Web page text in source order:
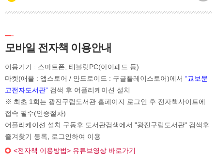
모바일 전자책 이용안내
이용기기 : 스마트폰, 태블릿PC(아이패드 등)
마켓(애플 : 앱스토어 / 안드로이드 : 구글플레이스토어)에서 “교보문
고전자도서관” 검색 후 어플리케이션 설치
※ 최초 1회는 광진구립도서관 홈페이지 로그인 후 전자책사이트에
접속 필수(인증절차)
어플리케이션 설치 구동후 도서관검색에서 "광진구립도서관" 검색후
즐겨찾기 등록, 로그인하여 이용
<전자책 이용방법> 유튜브영상 바로가기